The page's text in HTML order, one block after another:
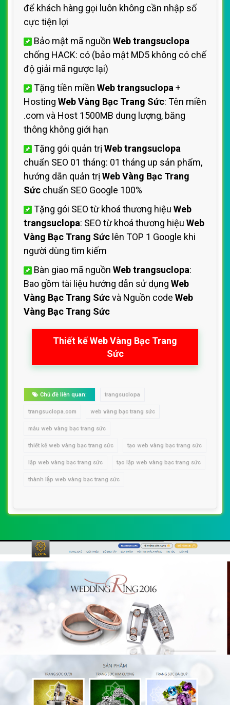
để khách hàng gọi luôn không cần nhập số
cực tiện lợi
Bảo mật mã nguồn Web trangsuclopa
chống HACK: có (bảo mật MD5 không có chế
độ giải mã ngược lại)
Tặng tiền miền Web trangsuclopa +
Hosting Web Vàng Bạc Trang Sức: Tên miền
.com và Host 1500MB dung lượng, băng
thông không giới hạn
Tặng gói quản trị Web trangsuclopa
chuẩn SEO 01 tháng: 01 tháng up sản phẩm,
hướng dẫn quản trị Web Vàng Bạc Trang
Sức chuẩn SEO Google 100%
Tặng gói SEO từ khoá thương hiệu Web
trangsuclopa: SEO từ khoá thương hiệu Web
Vàng Bạc Trang Sức lên TOP 1 Google khi
người dùng tìm kiếm
Bàn giao mã nguồn Web trangsuclopa:
Bao gồm tài liệu hướng dẫn sử dụng Web
Vàng Bạc Trang Sứcvà Nguồn code Web
Vàng Bạc Trang Sức
Thiết kế Web Vàng Bạc Trang
Sức
Chủ đề liên quan: trangsuclopa
trangsuclopa.com web vàng bạc trang sức
mẫu web vàng bạc trang sức
thiết kế web vàng bạc trang sức tạo web vàng bạc trang sức
lập web vàng bạc trang sức tạo lập web vàng bạc trang sức
thành lập web vàng bạc trang sức